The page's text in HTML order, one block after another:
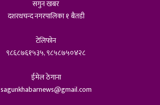
सगुन खबर
दशरथचन्द नगरपालिका १ बैतडी
टेलिफोन
९८६८७६१५३५, ९८५८७५०४२८
ईमेल ठेगाना
sagunkhabarnews@gmail.com